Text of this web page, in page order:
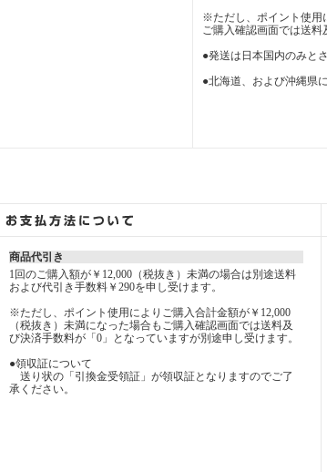
※ただし、ポイント使用
ご購入確認画面では送料
●発送は日本国内のみと
●北海道、および沖縄県
商品代引き
1回のご購入額が￥12,000（税抜き）未満の場合は別途送料
および代引き手数料￥290を申し受けます。
※ただし、ポイント使用によりご購入合計金額が￥12,000
（税抜き）未満になった場合もご購入確認画面では送料及
び決済手数料が「0」となっていますが別途申し受けます。
●領収証について
送り状の「引換金受領証」が領収証となりますのでご了
承ください。